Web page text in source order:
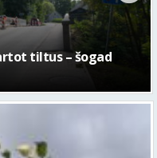
kultūras centram